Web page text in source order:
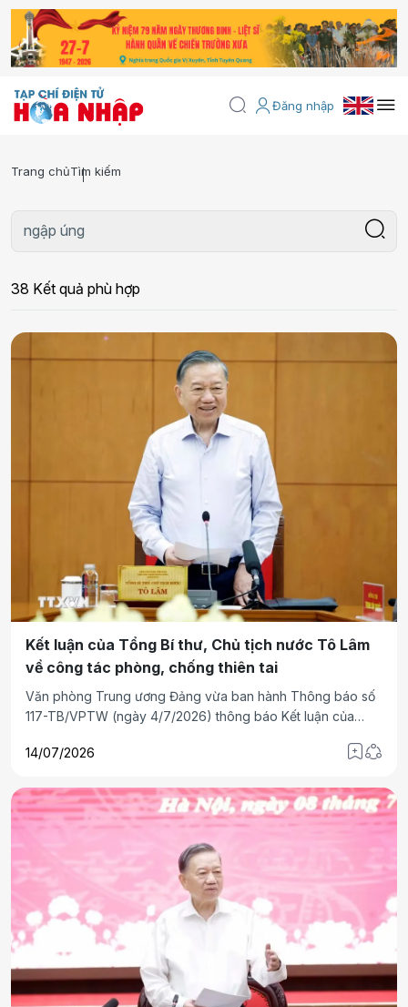
Đăng nhập
Trang chủTìm kiếm
38 Kết quả phù hợp
Kết luận của Tổng Bí thư, Chủ tịch nước Tô Lâm
về công tác phòng, chống thiên tai
Văn phòng Trung ương Đảng vừa ban hành Thông báo số
117-TB/VPTW (ngày 4/7/2026) thông báo Kết luận của
việc với đại diện Đảng ủy Chính phủ và các cơ quan liên
và biến đổi khí hậu từ nay đến hết năm 2026.
14/07/2026